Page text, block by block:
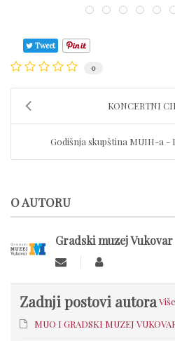
Tweet
0
KONCERTNI
Godišnja skupština MUIH-a -
O AUTORU
Gradski muzej Vukovar
Zadnji postovi autora
MUO I GRADSKI MUZEJ